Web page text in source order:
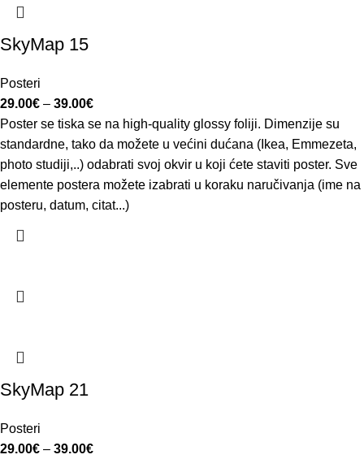
SkyMap 15
Posteri
29.00€ – 39.00€
Poster se tiska se na high-quality glossy foliji. Dimenzije su
standardne, tako da možete u većini dućana (Ikea, Emmezeta,
photo studiji,..) odabrati svoj okvir u koji ćete staviti poster. Sve
elemente postera možete izabrati u koraku naručivanja (ime na
posteru, datum, citat...)
SkyMap 21
Posteri
29.00€ – 39.00€